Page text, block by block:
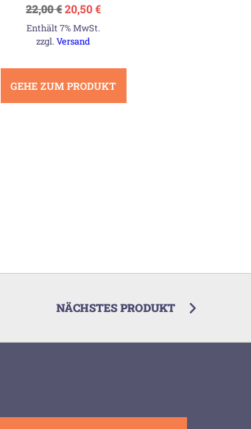
22,00€Ursprünglicher
Preis
war:
22,00 €
20,50€Aktueller
Enthält 7% MwSt.
zzgl.Versand
GEHE ZUM PRODUKT
NÄCHSTES PRODUKT